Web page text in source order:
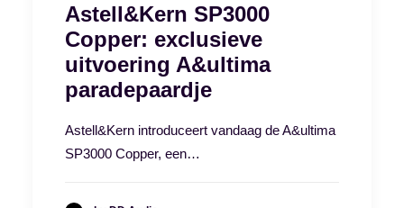
Astell&Kern SP3000
Copper: exclusieve
uitvoering A&ultima
paradepaardje
Astell&Kern introduceert vandaag de A&ultima
SP3000 Copper, een…